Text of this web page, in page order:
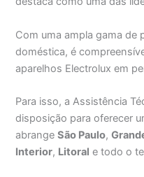
Com uma ampla gama de
doméstica, é
aparelhos Electrolux em
Para isso, a Assistência
disposição para oferecer
abrangeSão Paulo,
Interior, Litoral e todo o